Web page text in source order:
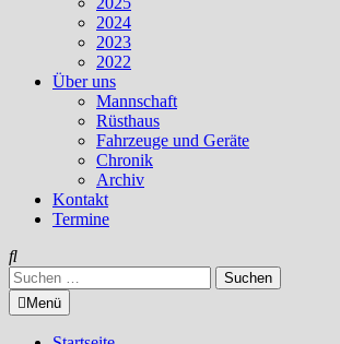
2024
2023
2022
Über uns
Mannschaft
Rüsthaus
Fahrzeuge und Geräte
Chronik
Archiv
Kontakt
Termine
Suchen
nach:Menü